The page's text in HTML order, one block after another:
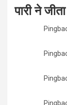
पारी ने